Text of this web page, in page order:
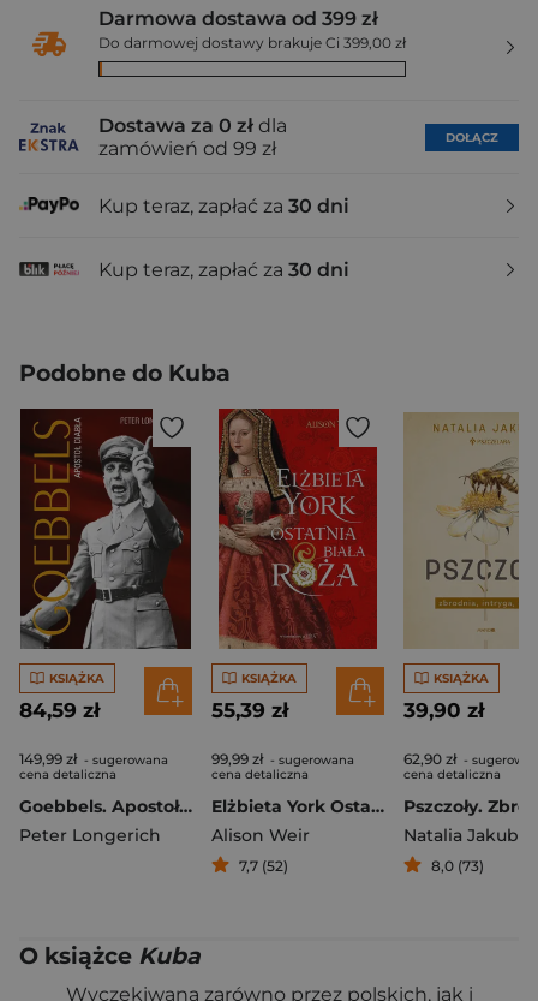
Darmowa dostawa od 399 zł
Do darmowej dostawy brakuje Ci 399,00 zł
Dostawa za 0 zł dla
zamówień od 99 zł
DOŁĄCZ
Kup teraz, zapłać za 30 dni
Kup teraz, zapłać za 30 dni
Podobne do Kuba
KSIĄŻKA
84,59 zł
149,99 zł - sugerowana
cena detaliczna
Goebbels. Apostoł diabła wyd. 2024
Peter Longerich
KSIĄŻKA
55,39 zł
99,99 zł - sugerowana
cena detaliczna
Elżbieta York Ostatnia Biała Róża
Alison Weir
7,7 (52)
KSIĄŻKA
39,90 zł
62,90 zł -
cena detaliczna
Natalia Jakubus
8,0 (73)
O książce Kuba
Wyczekiwana zarówno przez polskich, jak i